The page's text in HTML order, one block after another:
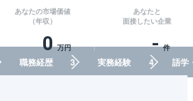
あなたの市場価値
（年収）
0 万円
あなたと
面接したい企業
- 件
職務経歴 実務経験 語学